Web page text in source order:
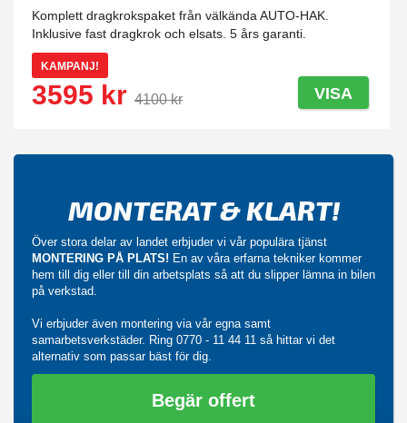
Komplett dragkrokspaket från välkända AUTO-HAK.
Inklusive fast dragkrok och elsats. 5 års garanti.
KAMPANJ!
3595 kr 4100 kr VISA
MONTERAT & KLART!
Över stora delar av landet erbjuder vi vår populära tjänst
MONTERING PÅ PLATS! En av våra erfarna tekniker kommer
hem till dig eller till din arbetsplats så att du slipper lämna in bilen
på verkstad.
Vi erbjuder även montering via vår egna samt
samarbetsverkstäder. Ring 0770 - 11 44 11 så hittar vi det
alternativ som passar bäst för dig.
Begär offert